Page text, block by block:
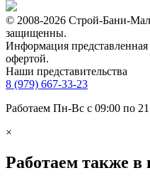
© 2008-2026 Строй-Бани-
защищенны.
Информация представленная
офертой.
Наши представительства
8 (979) 667-33-23
Работаем Пн-Вс с 09:00 по
×
Работаем также в